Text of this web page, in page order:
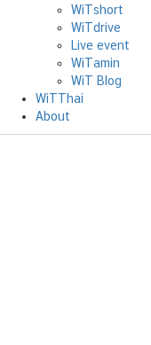
WiTshort
WiTdrive
Live event
WiTamin
WiT Blog
WiTThai
About